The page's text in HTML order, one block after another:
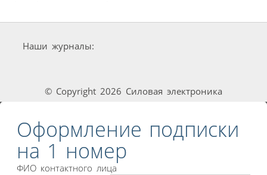
Наши журналы:
© Copyright 2026 Силовая электроника
Оформление подписки
на 1 номер
ФИО контактного лица